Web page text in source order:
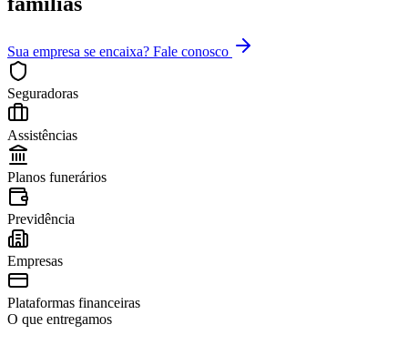
Sua empresa se encaixa? Fale conosco
Seguradoras
Assistências
Planos funerários
Previdência
Empresas
Plataformas financeiras
O que entregamos